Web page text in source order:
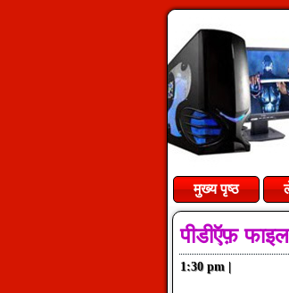
मुख्य पृष्ठ
पीडीऍफ़
1:30 pm |